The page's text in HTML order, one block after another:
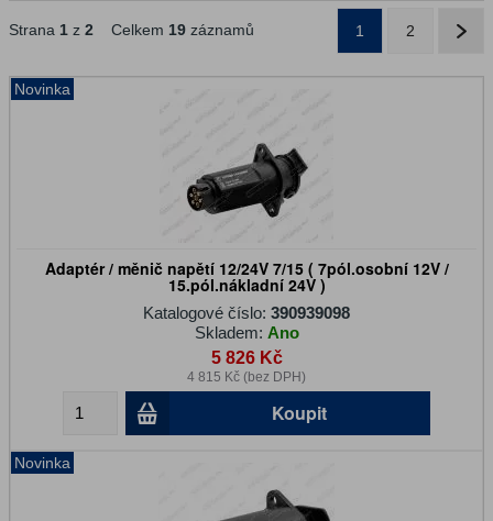
Strana 1 z 2 Celkem 19 záznamů 1 2
Novinka
Adaptér / měnič napětí 12/24V 7/15 ( 7pól.osobní 12V /
15.pól.nákladní 24V )
Katalogové číslo: 390939098
Skladem: Ano
5 826 Kč
4 815 Kč (bez DPH)
Koupit
Novinka